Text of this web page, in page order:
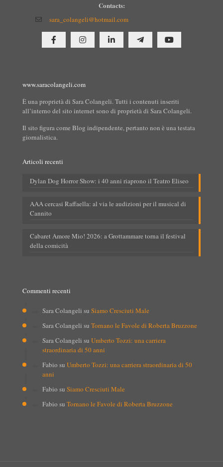
Contacts:
sara_colangeli@hotmail.com
www.saracolangeli.com
È una proprietà di Sara Colangeli. Tutti i contenuti inseriti
all’interno del sito internet sono di proprietà di Sara Colangeli.
Il sito figura come Blog indipendente, pertanto non è una testata
giornalistica.
Articoli recenti
Dylan Dog Horror Show: i 40 anni riaprono il Teatro Eliseo
AAA cercasi Raffaella: al via le audizioni per il musical di
Cannito
Cabaret Amore Mio! 2026: a Grottammare torna il festival
della comicità
Commenti recenti
Sara Colangeli su Siamo Cresciuti Male
Sara Colangeli su Tornano le Favole di Roberta Bruzzone
Sara Colangeli su Umberto Tozzi: una carriera
straordinaria di 50 anni
Fabio su Umberto Tozzi: una carriera straordinaria di 50
anni
Fabio su Siamo Cresciuti Male
Fabio su Tornano le Favole di Roberta Bruzzone